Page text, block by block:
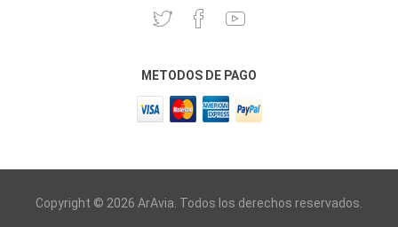
METODOS DE PAGO
Copyright © 2026 ArAvia. Todos los derechos reservados.